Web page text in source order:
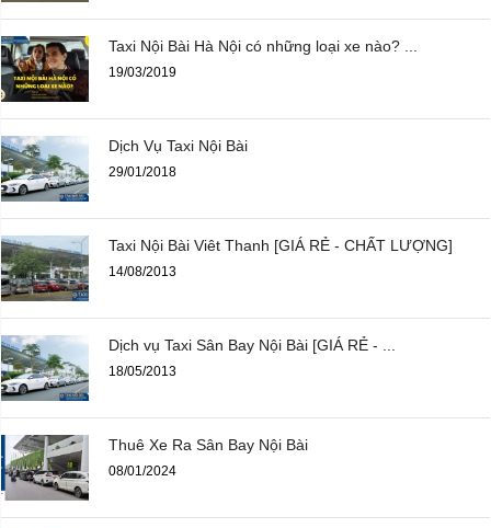
Taxi Nội Bài Hà Nội có những loại xe nào? ...
19/03/2019
Dịch Vụ Taxi Nội Bài
29/01/2018
Taxi Nội Bài Viêt Thanh [GIÁ RẺ - CHẤT LƯỢNG]
14/08/2013
Dịch vụ Taxi Sân Bay Nội Bài [GIÁ RẺ - ...
18/05/2013
Thuê Xe Ra Sân Bay Nội Bài
08/01/2024